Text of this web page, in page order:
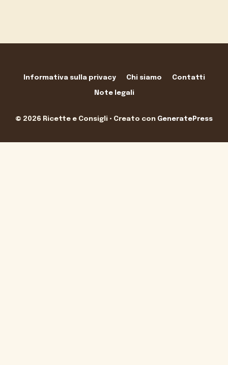
Informativa sulla privacy Chi siamo Contatti
Note legali
© 2026 Ricette e Consigli • Creato con GeneratePress